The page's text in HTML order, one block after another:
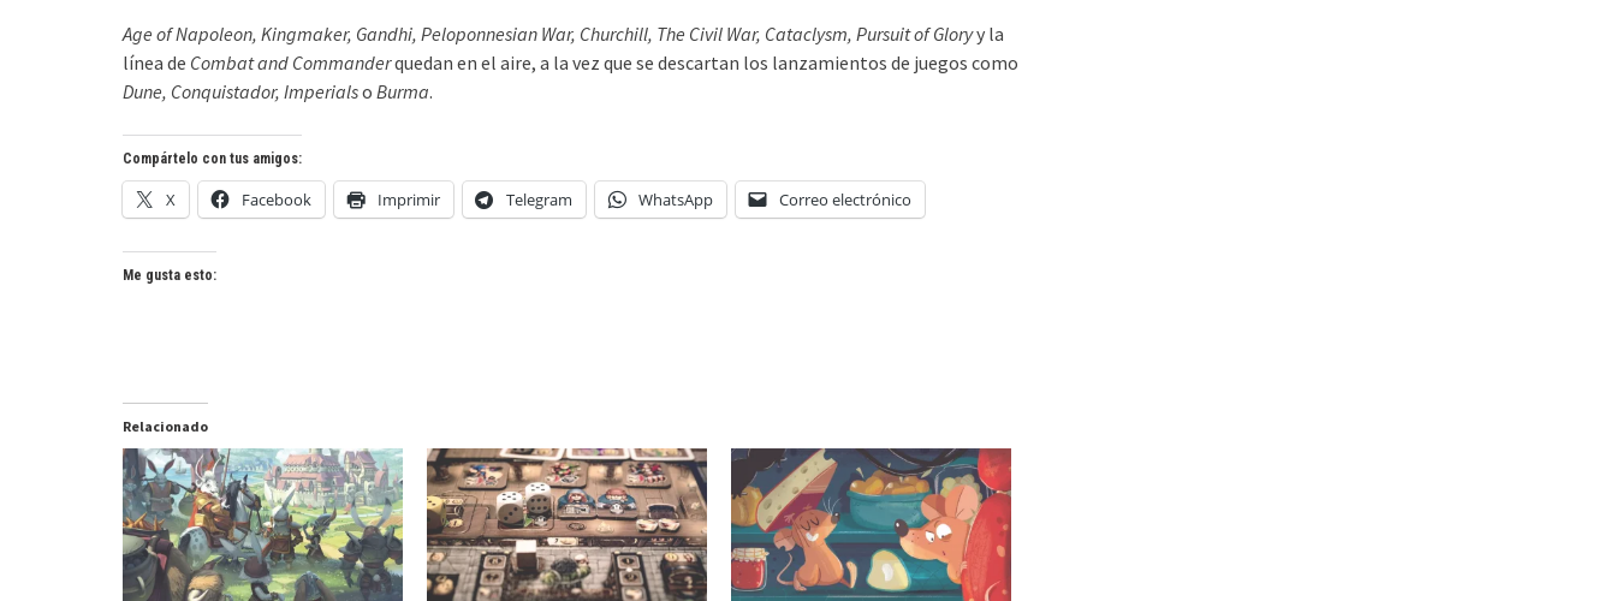
Age of Napoleon, Kingmaker, Gandhi, Peloponnesian War, Churchill, The Civil War, Cataclysm, Pursuit of Gloryy la
línea de Combat and Commanderquedan en el aire, a la vez que se descartan los lanzamientos de juegos como
Dune, Conquistador, Imperialso Burma.
Compártelo con tus amigos:
X Facebook Imprimir Telegram WhatsApp Correo electrónico
Me gusta esto:
Relacionado